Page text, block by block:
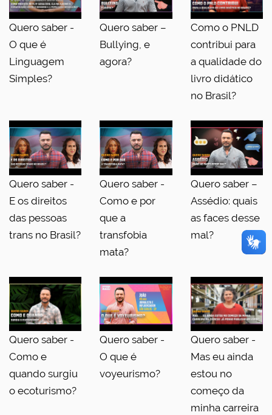
Quero saber -
O que é
Linguagem
Simples?
Quero saber –
Bullying, e
agora?
Como o PNLD
contribui para
a qualidade do
livro didático
no Brasil?
Quero saber -
E os direitos
das pessoas
trans no Brasil?
Quero saber -
Como e por
que a
transfobia
mata?
Quero saber –
Assédio: quais
as faces desse
mal?
Quero saber -
Como e
quando surgiu
o ecoturismo?
Quero saber -
O que é
voyeurismo?
Quero saber -
Mas eu ainda
estou no
começo da
minha carreira